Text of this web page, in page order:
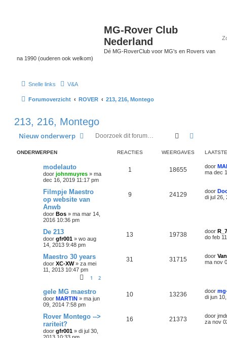
MG-Rover Club
Nederland
Dé MG-RoverClub voor MG's en Rovers van
na 1990 (ouderen ook welkom)
Snelle links V&A
Forumoverzicht ROVER 213, 216, Montego
213, 216, Montego
Nieuw onderwerp Zoek
ONDERWERPEN REACTIES WEERGAVES
modelauto
door johnmuyres » ma
dec 16, 2019 11:17 pm
1 18655 door
ma dec
Filmpje Maestro
op website van
Anwb
door Bos » ma mar 14,
2016 10:36 pm
9 24129 door
di jul 26,
De 213
door gfr001 » wo aug
14, 2013 9:48 pm
13 19738 door
do feb
Maestro 30 years
door XC-XW» za mei
11, 2013 10:47 pm
1 2
31 31715 door
ma nov
gele MG maestro
door MARTIN » ma jun
09, 2014 7:58 pm
10 13236 door
di jun
Rover Montego -->
rariteit?
door gfr001 » di jul 30,
16 21373 door
za nov